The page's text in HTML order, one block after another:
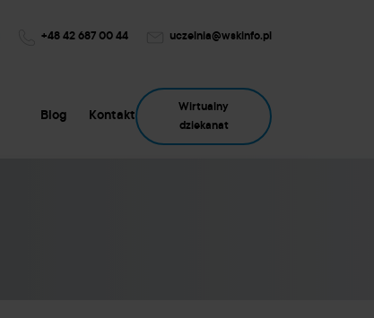
+48 42 687 00 44 uczelnia@wskinfo.pl
Blog Kontakt
Wirtualny
dziekanat